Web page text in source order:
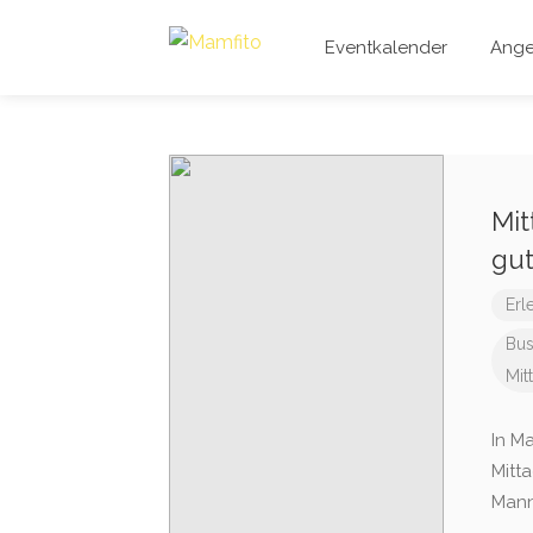
Eventkalender
In